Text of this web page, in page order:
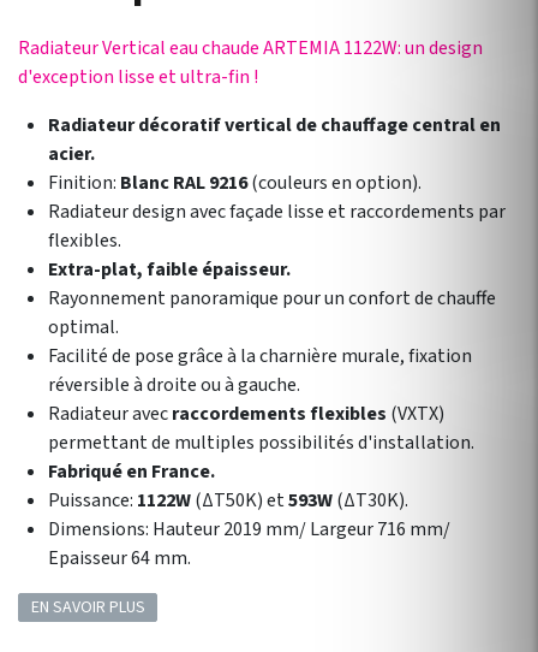
Radiateur Vertical eau chaude ARTEMIA 1122W: un design
d'exception lisse et ultra-fin !
Radiateur décoratif vertical de chauffage central en
acier.
Finition: Blanc RAL 9216(couleurs en option).
Radiateur design avec façade lisse et raccordements par
flexibles.
Extra-plat, faible épaisseur.
Rayonnement panoramique pour un confort de chauffe
optimal.
Facilité de pose grâce à la charnière murale, fixation
réversible à droite ou à gauche.
Radiateur avecraccordements flexibles (VXTX)
permettant de multiples possibilités d'installation.
Fabriqué en France.
Puissance: 1122W(ΔT50K) et593W(ΔT30K).
Dimensions: Hauteur 2019 mm/ Largeur 716 mm/
Epaisseur 64 mm.
EN SAVOIR PLUS